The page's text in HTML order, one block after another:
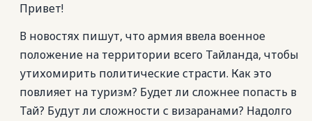
Привет!
В новостях пишут, что армия ввела военное
положение на территории всего Тайланда, чтобы
утихомирить политические страсти. Как это
повлияет на туризм? Будет ли сложнее попасть в
Тай? Будут ли сложности с визаранами? Надолго